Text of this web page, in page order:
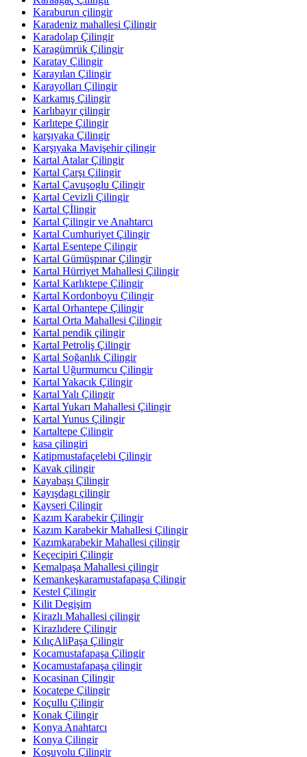
Karaburun çilingir
Karadeniz mahallesi Çilingir
Karadolap Çilingir
Karagümrük Çilingir
Karatay Çilingir
Karayılan Çilingir
Karayolları Çilingir
Karkamış Çilingir
Karlıbayır çilingir
Karlıtepe Çilingir
karşıyaka Çilingir
Karşıyaka Mavişehir çilingir
Kartal Atalar Çilingir
Kartal Çarşı Çilingir
Kartal Çavuşoglu Çilingir
Kartal Cevizli Çilingir
Kartal Çİlingir
Kartal Çilingir ve Anahtarcı
Kartal Cumhuriyet Çilingir
Kartal Esentepe Çilingir
Kartal Gümüşpınar Çilingir
Kartal Hürriyet Mahallesi Çilingir
Kartal Karlıktepe Çilingir
Kartal Kordonboyu Çilingir
Kartal Orhantepe Çilingir
Kartal Orta Mahallesi Çilingir
Kartal pendik çilingir
Kartal Petroliş Çilingir
Kartal Soğanlık Çilingir
Kartal Uğurmumcu Çilingir
Kartal Yakacık Çilingir
Kartal Yalı Çilingir
Kartal Yukarı Mahallesi Çilingir
Kartal Yunus Çilingir
Kartaltepe Çilingir
kasa çilingiri
Katipmustafaçelebi Çilingir
Kavak çilingir
Kayabaşı Çilingir
Kayışdagı çilingir
Kayseri Çilingir
Kazım Karabekir Çilingir
Kazım Karabekir Mahallesi Çilingir
Kazımkarabekir Mahallesi çilingir
Keçecipiri Çilingir
Kemalpaşa Mahallesi çilingir
Kemankeşkaramustafapaşa Çilingir
Kestel Çilingir
Kilit Degişim
Kirazlı Mahallesi çilingir
Kirazlıdere Çilingir
KılıçAliPaşa Çilingir
Kocamustafapaşa Çilingir
Kocamustafapaşa çilingir
Kocasinan Çilingir
Kocatepe Çilingir
Koçullu Çilingir
Konak Çilingir
Konya Anahtarcı
Konya Çilingir
Koşuyolu Çilingir